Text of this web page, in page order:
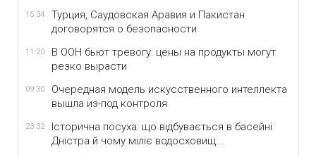
15:34
Турция, Саудовская Аравия и Пакистан
договорятся о безопасности
11:20
В ООН бьют тревогу: цены на продукты могут
резко вырасти
09:30
Очередная модель искусственного интеллекта
вышла из-под контроля
23:32
Історична посуха: що відбувається в басейні
Дністра й чому міліє водосховищ...